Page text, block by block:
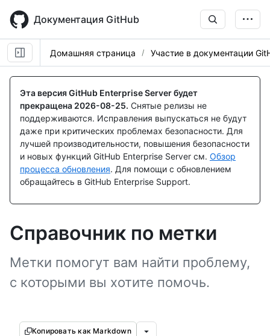
main
content
Документация GitHub
Домашняя страница Участие в документации
Эта версия GitHub Enterprise Server будет
прекращена 2026-08-25. Снятые релизы не
поддерживаются. Исправления выпускаться не будут
даже при критических проблемах безопасности. Для
лучшей производительности, повышения безопасности
и новых функций GitHub Enterprise Server см. Обзор
процесса обновления. Для помощи с обновлением
обращайтесь в GitHub Enterprise Support.
Справочник по метки
Метки помогут вам найти проблему,
с которыми вы хотите помочь.
Копировать как Markdown